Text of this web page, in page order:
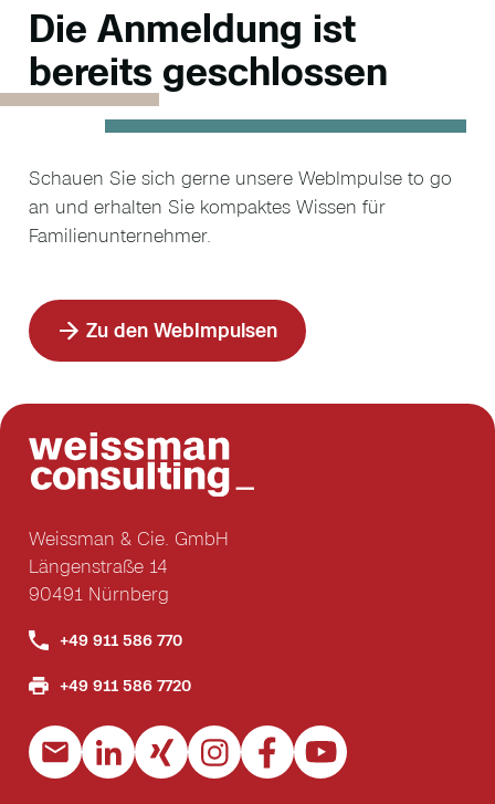
Die Anmeldung ist
bereits geschlossen
Schauen Sie sich gerne unsere WebImpulse to go
an und erhalten Sie kompaktes Wissen für
Familienunternehmer.
Zu den WebImpulsen
Weissman & Cie. GmbH
Längenstraße 14
90491 Nürnberg
+49 911 586 770
+49 911 586 7720